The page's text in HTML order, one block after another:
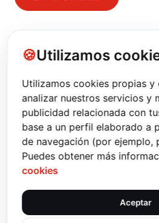
Utilizamos
Utilizamos cookies propias y
analizar nuestros servicios y
publicidad relacionada con
base a un perfil elaborado a
de navegación (por ejemplo,
Puedes obtener más
cookies
Aceptar
SOPORTE TÉCNICO
Disponible 24/7 .
Contactar
EQUIPO DE VENTAS
Lun - Vie, 8am - 6pm EST.